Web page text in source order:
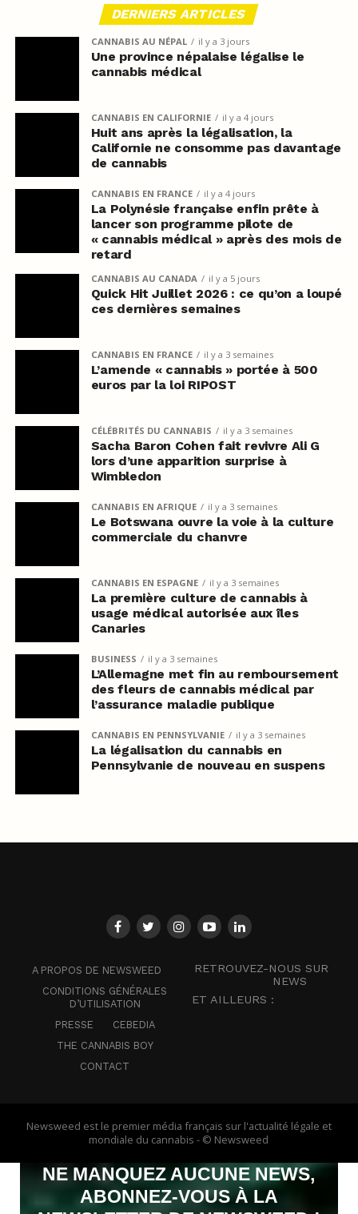
DERNIERS ARTICLES
CANNABIS AU NÉPAL il y a 3 jours
Une province népalaise légalise le
cannabis médical
CANNABIS EN CALIFORNIE il y a 4 jours
Huit ans après la légalisation, la
Californie ne consomme pas davantage
de cannabis
CANNABIS EN FRANCE il y a 4 jours
La Polynésie française enfin prête à
lancer son programme pilote de
« cannabis médical » après des mois de
retard
CANNABIS AU CANADA il y a 5 jours
Quick Hit Juillet 2026 : ce qu’on a loupé
ces dernières semaines
CANNABIS EN FRANCE il y a 3 semaines
L’amende « cannabis » portée à 500
euros par la loi RIPOST
CÉLÉBRITÉS DU CANNABIS il y a 3 semaines
Sacha Baron Cohen fait revivre Ali G
lors d’une apparition surprise à
Wimbledon
CANNABIS EN AFRIQUE il y a 3 semaines
Le Botswana ouvre la voie à la culture
commerciale du chanvre
CANNABIS EN ESPAGNE il y a 3 semaines
La première culture de cannabis à
usage médical autorisée aux îles
Canaries
BUSINESS il y a 3 semaines
L’Allemagne met fin au remboursement
des fleurs de cannabis médical par
l’assurance maladie publique
CANNABIS EN PENNSYLVANIE il y a 3 semaines
La légalisation du cannabis en
Pennsylvanie de nouveau en suspens
A PROPOS DE NEWSWEED
CONDITIONS GÉNÉRALES
D’UTILISATION
PRESSE
CEBEDIA
THE CANNABIS BOY
CONTACT
RETROUVEZ-NOUS SUR
NEWS
ET AILLEURS :
Newsweed est le premier média français sur l'actualité légale et
mondiale du cannabis - © Newsweed
NE MANQUEZ AUCUNE NEWS,
ABONNEZ-VOUS À LA